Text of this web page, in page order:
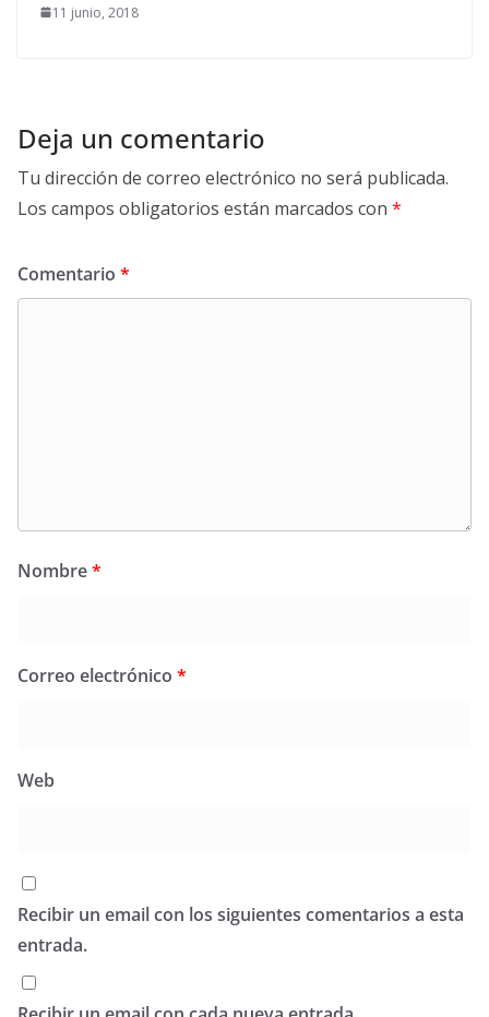
11 junio, 2018
Deja un comentario
Tu dirección de correo electrónico no será publicada.
Los campos obligatorios están marcados con *
Comentario *
Nombre*
Correo electrónico *
Web
Recibir un email con los siguientes comentarios a esta
entrada.